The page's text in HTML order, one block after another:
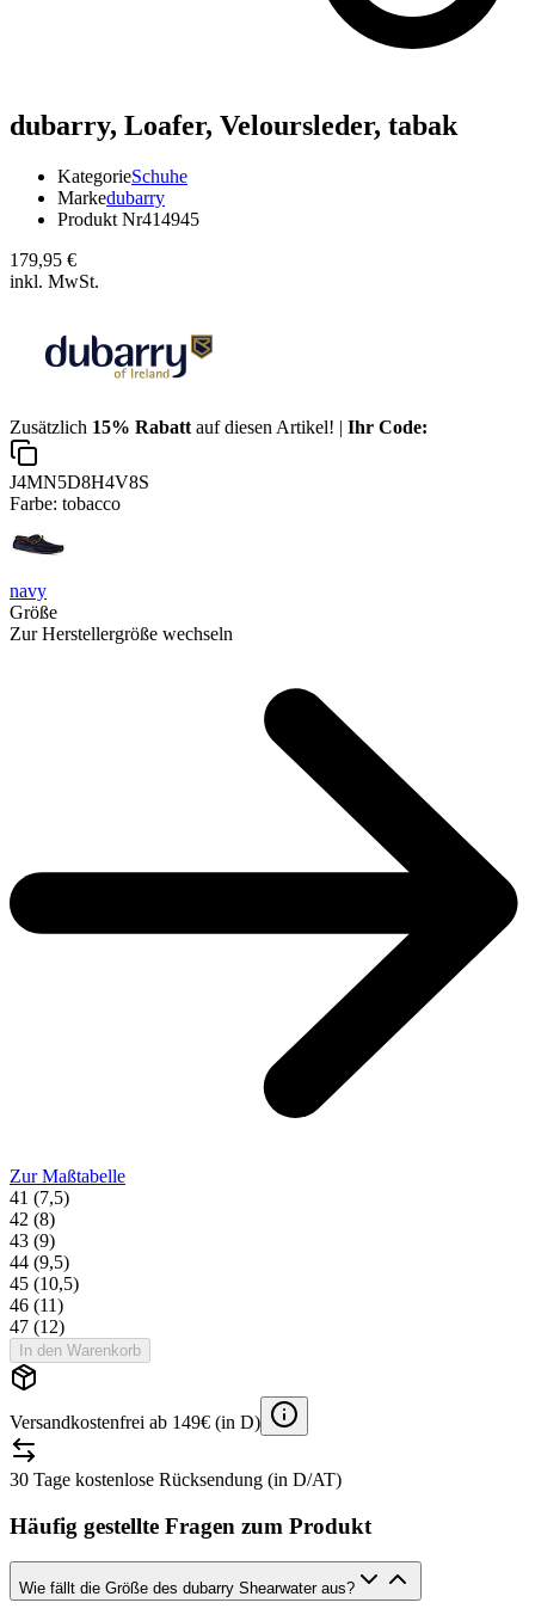
dubarry, Loafer, Veloursleder, tabak
KategorieSchuhe
Markedubarry
Produkt Nr414945
179,95 €
inkl. MwSt.
Zusätzlich 15% Rabatt auf diesen Artikel! | Ihr Code:
J4MN5D8H4V8S
Farbe: tobacco
navy
Größe
Zur Herstellergröße wechseln
Zur Maßtabelle
41 (7,5)
42 (8)
43 (9)
44 (9,5)
45 (10,5)
46 (11)
47 (12)
In den Warenkorb
Versandkostenfrei ab 149€ (in D)
30 Tage kostenlose Rücksendung (in D/AT)
Häufig gestellte Fragen zum Produkt
Wie fällt die Größe des dubarry Shearwater aus?